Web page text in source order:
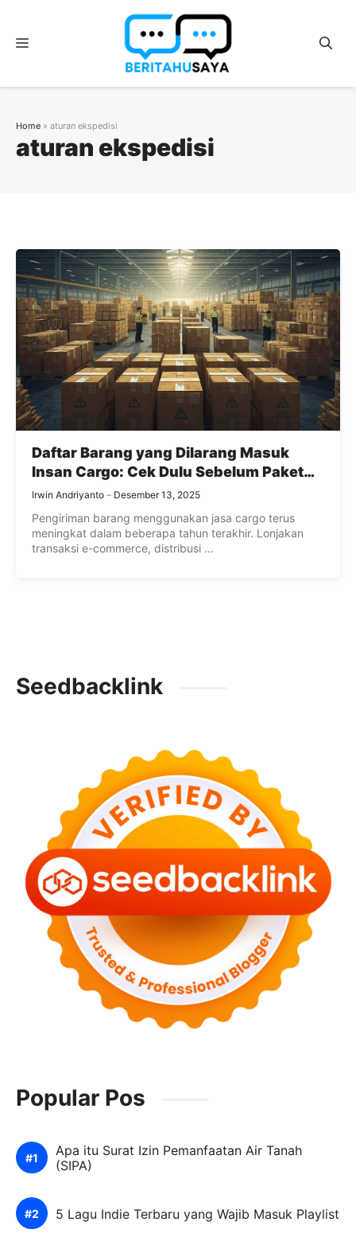
Menu
aturan ekspedisi
Home » aturan ekspedisi
Daftar Barang yang Dilarang Masuk
Insan Cargo: Cek Dulu Sebelum Paket
Anda Ditolak Kurir!
Irwin Andriyanto Desember 13, 2025
Pengiriman barang menggunakan jasa cargo terus
meningkat dalam beberapa tahun terakhir. Lonjakan
transaksi e-commerce, distribusi ...
Seedbacklink
Popular Pos
Apa itu Surat Izin Pemanfaatan Air Tanah
(SIPA)
5 Lagu Indie Terbaru yang Wajib Masuk Playlist